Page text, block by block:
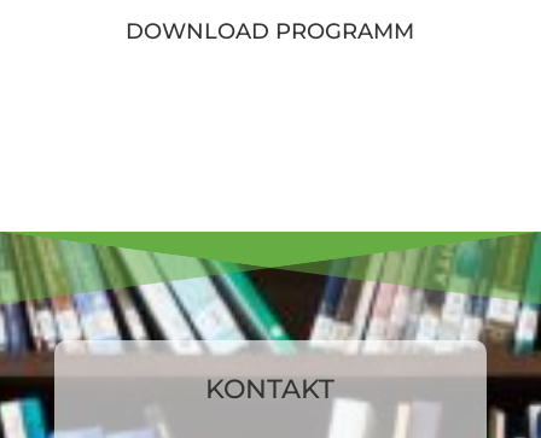
DOWN­LOAD PROGRAMM
KONTAKT